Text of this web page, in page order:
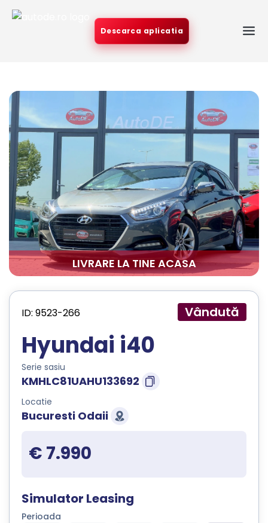
Descarca aplicatia
LIVRARE LA TINE ACASA
ID: 9523-266 Vândută
Hyundai i40
Serie sasiu
KMHLC81UAHU133692
Locatie
Bucuresti Odaii
€ 7.990
Simulator Leasing
Perioada